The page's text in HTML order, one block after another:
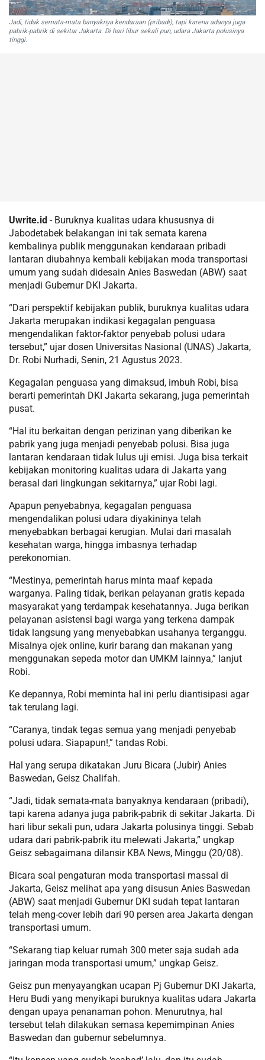
Jadi, tidak semata-mata banyaknya kendaraan (pribadi), tapi karena adanya juga
pabrik-pabrik di sekitar Jakarta. Di hari libur sekali pun, udara Jakarta polusinya
tinggi.
Uwrite.id - Buruknya kualitas udara khususnya di
Jabodetabek belakangan ini tak semata karena
kembalinya publik menggunakan kendaraan pribadi
lantaran diubahnya kembali kebijakan moda transportasi
umum yang sudah didesain Anies Baswedan (ABW) saat
menjadi Gubernur DKI Jakarta.
“Dari perspektif kebijakan publik, buruknya kualitas udara
Jakarta merupakan indikasi kegagalan penguasa
mengendalikan faktor-faktor penyebab polusi udara
tersebut,” ujar dosen Universitas Nasional (UNAS) Jakarta,
Dr. Robi Nurhadi, Senin, 21 Agustus 2023.
Kegagalan penguasa yang dimaksud, imbuh Robi, bisa
berarti pemerintah DKI Jakarta sekarang, juga pemerintah
pusat.
“Hal itu berkaitan dengan perizinan yang diberikan ke
pabrik yang juga menjadi penyebab polusi. Bisa juga
lantaran kendaraan tidak lulus uji emisi. Juga bisa terkait
kebijakan monitoring kualitas udara di Jakarta yang
berasal dari lingkungan sekitarnya,” ujar Robi lagi.
Apapun penyebabnya, kegagalan penguasa
mengendalikan polusi udara diyakininya telah
menyebabkan berbagai kerugian. Mulai dari masalah
kesehatan warga, hingga imbasnya terhadap
perekonomian.
“Mestinya, pemerintah harus minta maaf kepada
warganya. Paling tidak, berikan pelayanan gratis kepada
masyarakat yang terdampak kesehatannya. Juga berikan
pelayanan asistensi bagi warga yang terkena dampak
tidak langsung yang menyebabkan usahanya terganggu.
Misalnya ojek online, kurir barang dan makanan yang
menggunakan sepeda motor dan UMKM lainnya,” lanjut
Robi.
Ke depannya, Robi meminta hal ini perlu diantisipasi agar
tak terulang lagi.
“Caranya, tindak tegas semua yang menjadi penyebab
polusi udara. Siapapun!,” tandas Robi.
Hal yang serupa dikatakan Juru Bicara (Jubir) Anies
Baswedan, Geisz Chalifah.
“Jadi, tidak semata-mata banyaknya kendaraan (pribadi),
tapi karena adanya juga pabrik-pabrik di sekitar Jakarta. Di
hari libur sekali pun, udara Jakarta polusinya tinggi. Sebab
udara dari pabrik-pabrik itu melewati Jakarta,” ungkap
Geisz sebagaimana dilansir KBA News, Minggu (20/08).
Bicara soal pengaturan moda transportasi massal di
Jakarta, Geisz melihat apa yang disusun Anies Baswedan
(ABW) saat menjadi Gubernur DKI sudah tepat lantaran
telah meng-cover lebih dari 90 persen area Jakarta dengan
transportasi umum.
“Sekarang tiap keluar rumah 300 meter saja sudah ada
jaringan moda transportasi umum,” ungkap Geisz.
Geisz pun menyayangkan ucapan Pj Gubernur DKI Jakarta,
Heru Budi yang menyikapi buruknya kualitas udara Jakarta
dengan upaya penanaman pohon. Menurutnya, hal
tersebut telah dilakukan semasa kepemimpinan Anies
Baswedan dan gubernur sebelumnya.